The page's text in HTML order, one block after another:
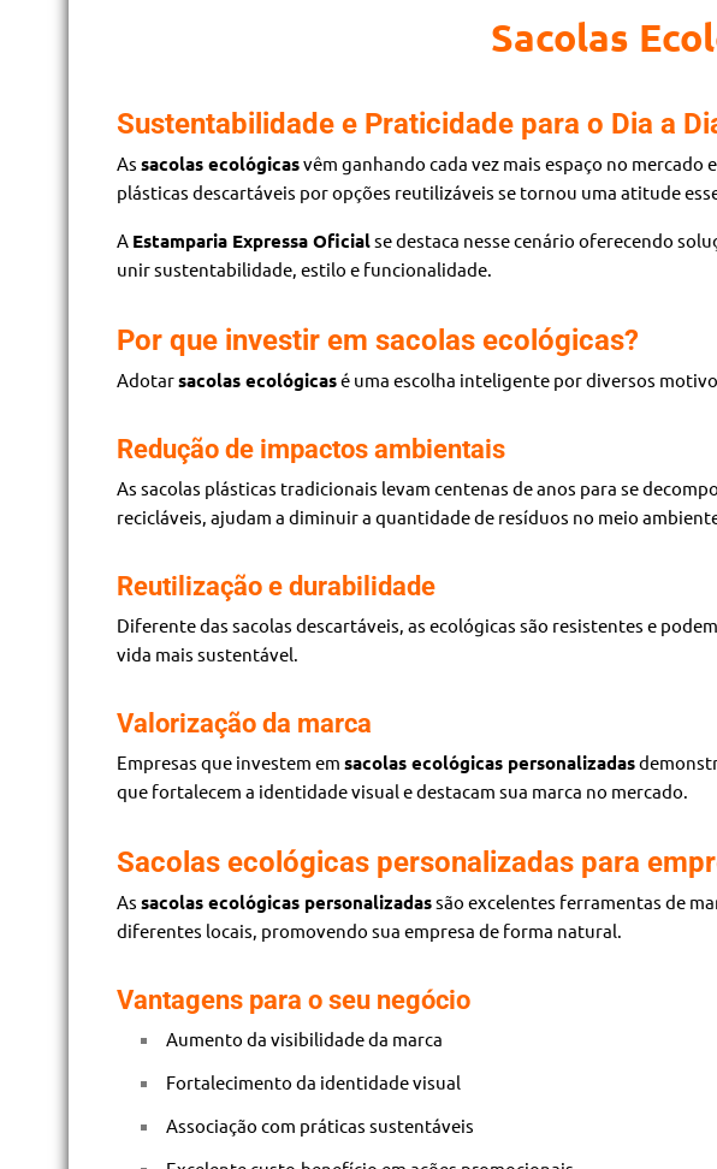
Sacolas
Sustentabilidade e Praticidade para o Dia a
As sacolas ecológicasvêm ganhando cada vez mais espaço no
plásticas descartáveis por opções reutilizáveis se tornou uma atitude
A Estamparia Expressa Oficialse destaca nesse cenário oferecendo
unir sustentabilidade, estilo e funcionalidade.
Por que investir em sacolas ecológicas?
Adotarsacolas ecológicasé uma escolha inteligente por diversos
Redução de impactos ambientais
As sacolas plásticas tradicionais levam centenas de anos para se
recicláveis, ajudam a diminuir a quantidade de resíduos no meio
Reutilização e durabilidade
Diferente das sacolas descartáveis, as ecológicas são resistentes e
vida mais sustentável.
Valorização da marca
Empresas que investem em sacolas ecológicas personalizadas
que fortalecem a identidade visual e destacam sua marca no mercado.
Sacolas ecológicas personalizadas para
As sacolas ecológicas personalizadassão excelentes ferramentas de
diferentes locais, promovendo sua empresa de forma natural.
Vantagens para o seu negócio
Aumento da visibilidade da marca
Fortalecimento da identidade visual
Associação com práticas sustentáveis